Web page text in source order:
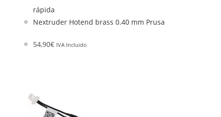
rápida
Nextruder Hotend brass 0.40 mm Prusa
54,90€ IVA Incluido